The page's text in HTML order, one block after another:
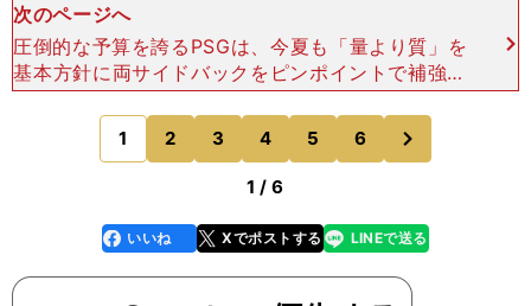
次のページへ
圧倒的な予算を誇るPSGは、今夏も「量より質」を
基本方針に両サイドバックをピンポイントで補強。
手薄な右サイドには、マンチェスター・シティへの
移籍が濃厚と見られていたブラジル代表のDFダニ
エウ・アウベス
1 2 3 4 5 6
のページへ
1 / 6
faceboo
k
いいね Xでポストする
line LINEで送る